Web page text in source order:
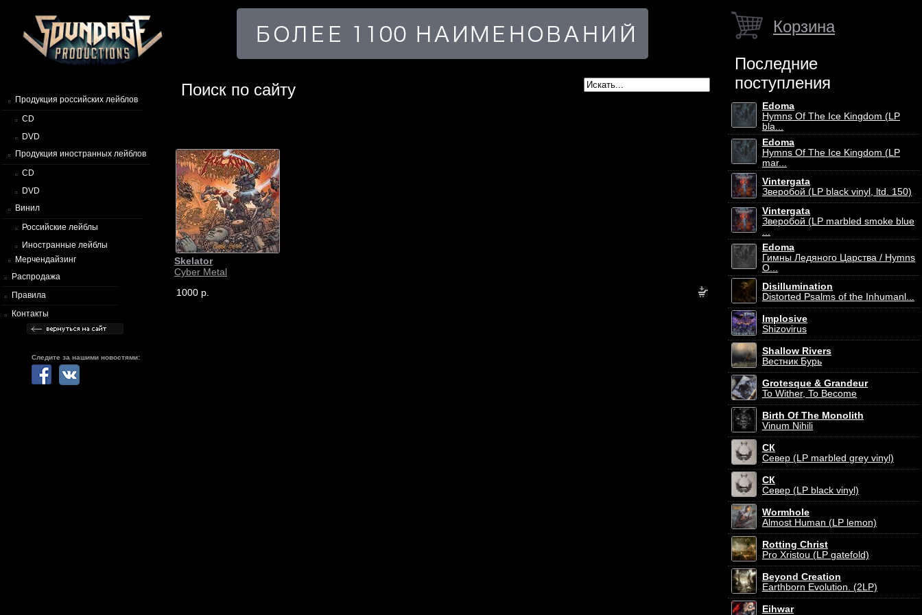
Продукция российских лейблов
CD
DVD
Продукция иностранных лейблов
CD
DVD
Винил
Российские лейблы
Иностранные лейблы
Мерчендайзинг
Распродажа
Правила
Контакты
Следите за нашими новостями:
Поиск по сайту
Skelator
Cyber Metal
1000 р.
Корзина
Последние
поступления
Edoma
Hymns Of The Ice Kingdom (LP
bla...
Edoma
Hymns Of The Ice Kingdom (LP
mar...
Vintergata
Зверобой (LP black vinyl, ltd. 150)
Vintergata
Зверобой (LP marbled smoke blue
...
Edoma
Гимны Ледяного Царства / Hymns
O...
Disillumination
Distorted Psalms of the Inhumanl...
Implosive
Shizovirus
Shallow Rivers
Вестник Бурь
Grotesque & Grandeur
To Wither, To Become
Birth Of The Monolith
Vinum Nihili
СК
Север (LP marbled grey vinyl)
СК
Север (LP black vinyl)
Wormhole
Almost Human (LP lemon)
Rotting Christ
Pro Xristou (LP gatefold)
Beyond Creation
Earthborn Evolution. (2LP)
Eihwar